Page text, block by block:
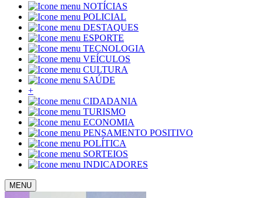
NOTÍCIAS
POLICIAL
DESTAQUES
ESPORTE
TECNOLOGIA
VEÍCULOS
CULTURA
SAÚDE
+
CIDADANIA
TURISMO
ECONOMIA
PENSAMENTO POSITIVO
POLÍTICA
SORTEIOS
INDICADORES
MENU